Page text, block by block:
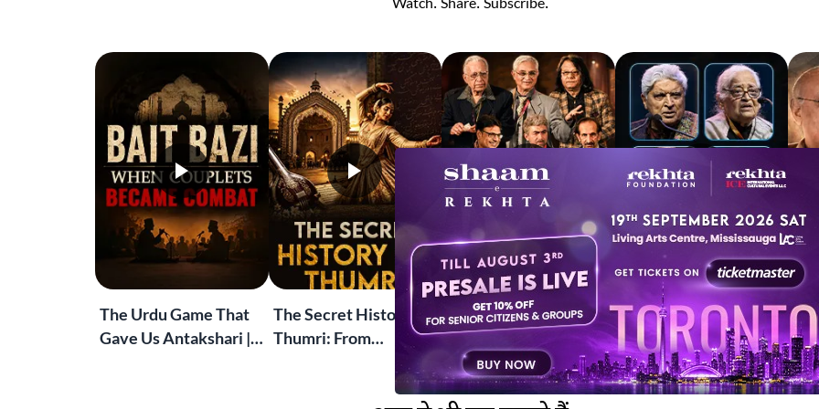
Watch. Share. Subscribe.
The Urdu Game That
Gave Us Antakshari |
The Secret History of
Thumri: From
Irshad Kamil, Basir
Kazmi and Top Urdu
Poets Live at the
Jashn-e-Rekhta
Javed Akhtar, Zehra
Nigah, Tehzeeb Hafi &
More | Live at the
Dubai Grand Mushaira
on